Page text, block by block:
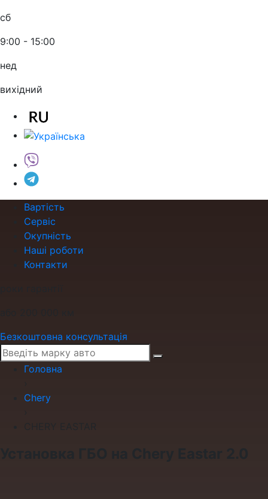
сб
9:00 - 15:00
нед
вихідний
Вартість
Сервіс
Окупність
Наші роботи
Контакти
Безкоштовна консультація
Головна
Chery